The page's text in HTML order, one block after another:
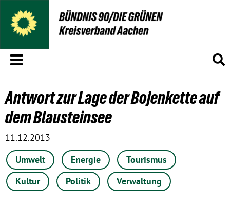
Menü
Antwort zur Lage der Bojenkette auf
dem Blausteinsee
11.12.2013
Umwelt
Energie
Tourismus
Kultur
Politik Verwaltung